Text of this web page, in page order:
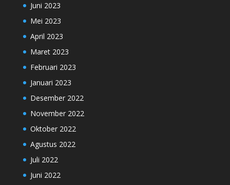
Juni 2023
Mei 2023
April 2023
Maret 2023
Februari 2023
Januari 2023
Desember 2022
November 2022
Oktober 2022
Agustus 2022
Juli 2022
Juni 2022